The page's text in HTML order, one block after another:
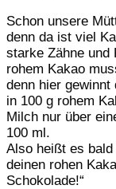
Schon unsere
denn da ist viel
starke Zähne und
rohem Kakao
denn hier
in 100 g rohem
Milch nur über
100 ml.
Also heißt es
deinen rohen
Schokolade!“